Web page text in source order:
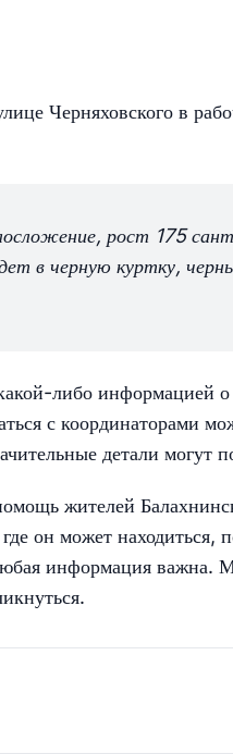
Черняховского в
рост 175
в черную куртку,
либо информацией
с
детали могут
жителей
он может находиться,
информация важна.